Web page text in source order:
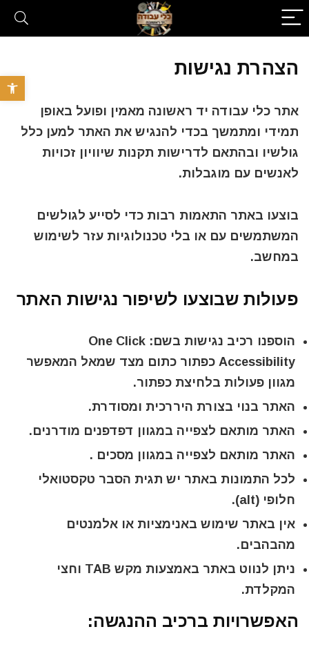
פתח
הצהרת נגישות
אתר כלי עבודה יד ראשונה מאמין ופועל באופן
תמידי ומתמשך בכדי להנגיש את האתר למען כלל
גולשיו ובהתאם לדרישות תקנות שיוויון זכויות
לאנשים עם מוגבלות.
בוצעו באתר התאמות רבות כדי לסייע לגולשים
המשתמשים עם או בלי טכנולוגיות עזר לשימוש
במחשב.
פעולות שבוצעו לשיפור נגישות האתר
הוספנו רכיב נגישות בשם: One Click
Accessibility כפתור כתום מצד שמאל המאפשר
מגוון פעולות בלחיצת כפתור.
האתר בנוי בצורת היררכית ומסודרת.
האתר מותאם לצפייה במגוון דפדפנים מודרנים.
האתר מותאם לצפייה במגוון מסכים .
לכל התמונות באתר יש תגית הסבר טקסטואלי
חלופי (alt)
.
אין באתר שימוש באנימציות או אלמנטים
מהבהבים.
ניתן לנווט באתר באמצעות מקש TAB וחצי
המקלדת.
האפשרויות ברכיב ההנגשה: